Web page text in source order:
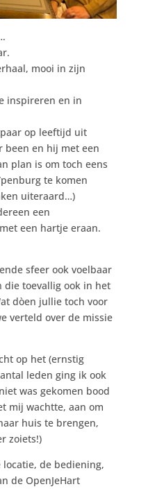
mooi in zijn
inspireren en in
op leeftijd uit
been en hij met een
plan is om toch eens
te komen
uiteraard…)
een
een hartje eraan.
sfeer ook voelbaar
die toevallig ook in het
dòen jullie toch voor
verteld over de missie
op het (ernstig
leden ging ik ook
was gekomen bood
mij wachtte, aan om
huis te brengen,
zoiets!)
de bediening,
de OpenJeHart